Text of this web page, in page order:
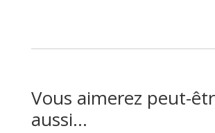
Vous aimerez peut-
aussi…